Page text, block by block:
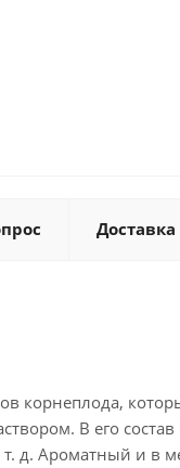
Доставка
корнеплода,
В его
д. Ароматный и в